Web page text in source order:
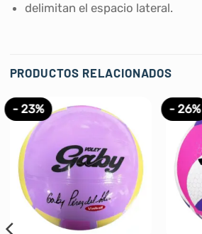
delimitan el espacio lateral.
PRODUCTOS RELACIONADOS
- 23% - 26%